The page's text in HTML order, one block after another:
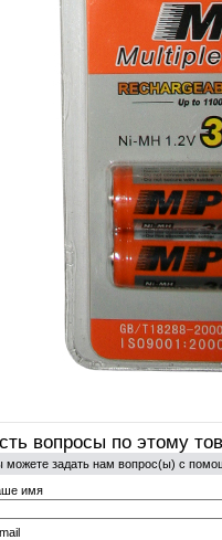
вопросы по этому
можете задать нам вопрос(ы) с
имя